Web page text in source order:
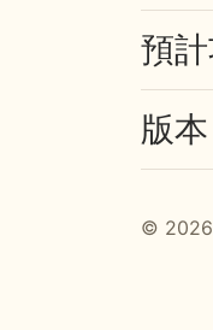
預
版本
© 2026